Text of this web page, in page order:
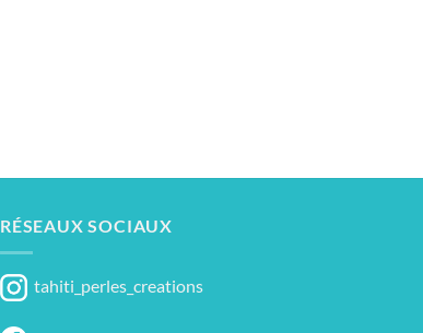
RÉSEAUX SOCIAUX
tahiti_perles_creations